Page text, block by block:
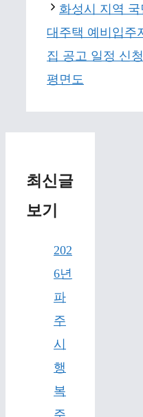
화성시 지역 국
대주택 예비입주
집 공고 일정 신
평면도
최신글
보기
202
6년
파
주
시
행
복